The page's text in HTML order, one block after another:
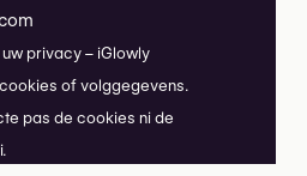
privacy – iGlowly
of volggegevens.
pas de cookies ni de